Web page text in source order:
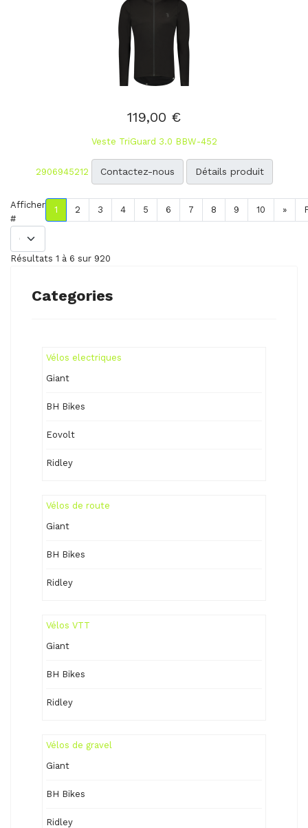
119,00 €
Veste TriGuard 3.0 BBW-452
2906945212 Contactez-nous Détails produit
Afficher
#
1 2 3 4 5 6 7 8 9 10 »
Résultats 1 à 6 sur 920
Categories
Vélos electriques
Giant
BH Bikes
Eovolt
Ridley
Vélos de route
Giant
BH Bikes
Ridley
Vélos VTT
Giant
BH Bikes
Ridley
Vélos de gravel
Giant
BH Bikes
Ridley